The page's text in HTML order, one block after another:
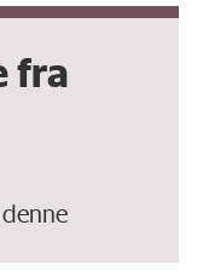
fra
eller kritikk